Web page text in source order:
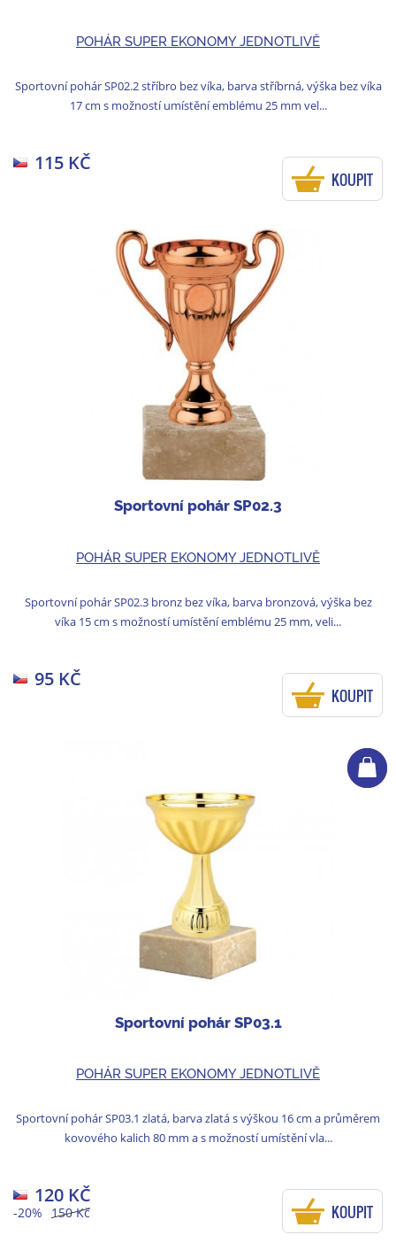
POHÁR SUPER EKONOMY JEDNOTLIVĚ
Sportovní pohár SP02.2 stříbro bez víka, barva stříbrná, výška bez víka
17 cm s možností umístění emblému 25 mm vel...
115 KČ
KOUPIT
Sportovní pohár SP02.3
POHÁR SUPER EKONOMY JEDNOTLIVĚ
Sportovní pohár SP02.3 bronz bez víka, barva bronzová, výška bez
víka 15 cm s možností umístění emblému 25 mm, veli...
95 KČ
KOUPIT
Sportovní pohár SP03.1
POHÁR SUPER EKONOMY JEDNOTLIVĚ
Sportovní pohár SP03.1 zlatá, barva zlatá s výškou 16 cm a průměrem
kovového kalich 80 mm a s možností umístění vla...
150 Kč
-20%
120 KČ
KOUPIT